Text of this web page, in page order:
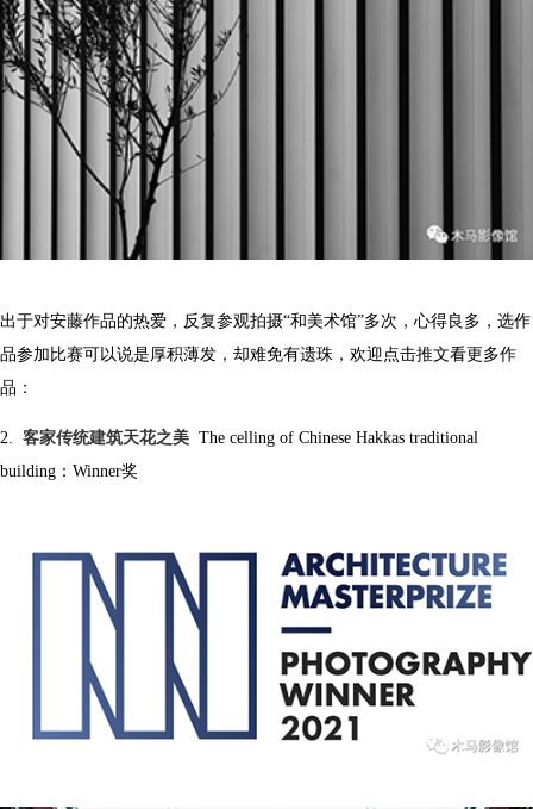
出于对安藤作品的热爱，反复参观拍摄“和美术馆”多次，心得良多，选作
品参加比赛可以说是厚积薄发，却难免有遗珠，欢迎点击推文看更多作
品：
2. 客家传统建筑天花之美 The celling of Chinese Hakkas traditional
building：Winner奖